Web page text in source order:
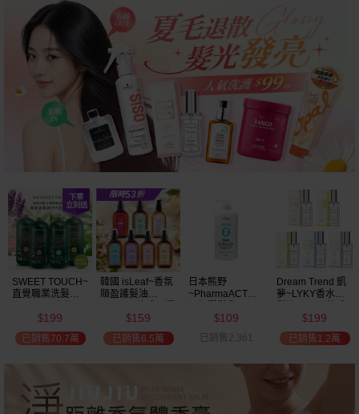
SWEET TOUCH~
直覺職業洗髮精
選 全新包裝
$199
已銷售70.7萬
韓國 isLeaf~香氛
順盈護髮油
$159
已銷售6.5萬
日本熊野
~PharmaACT無
(600ml)
$109
已銷售2,361
Dream Trend 凱
夢~LYKY香水護
$199
已銷售1.2萬